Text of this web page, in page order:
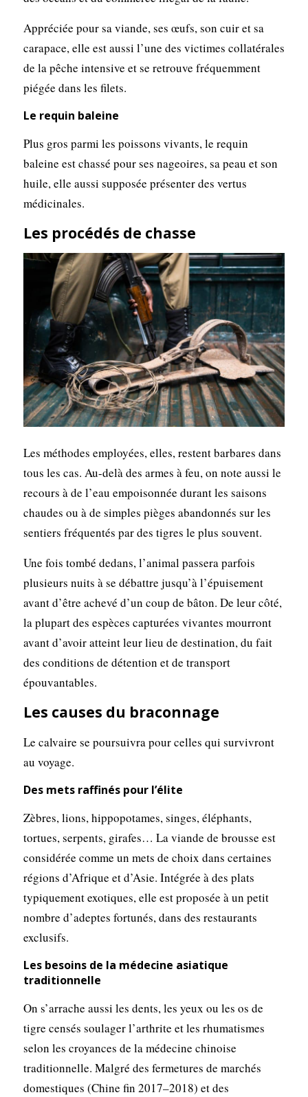
Appréciée pour sa viande, ses œufs, son cuir et sa
carapace, elle est aussi l’une des victimes collatérales
de la pêche intensive et se retrouve fréquemment
piégée dans les filets.
Le requin baleine
Plus gros parmi les poissons vivants, le requin
baleine est chassé pour ses nageoires, sa peau et son
huile, elle aussi supposée présenter des vertus
médicinales.
Les procédés de chasse
Les méthodes employées, elles, restent barbares dans
tous les cas. Au-delà des armes à feu, on note aussi le
recours à de l’eau empoisonnée durant les saisons
chaudes ou à de simples pièges abandonnés sur les
sentiers fréquentés par des tigres le plus souvent.
Une fois tombé dedans, l’animal passera parfois
plusieurs nuits à se débattre jusqu’à l’épuisement
avant d’être achevé d’un coup de bâton. De leur côté,
la plupart des espèces capturées vivantes mourront
avant d’avoir atteint leur lieu de destination, du fait
des conditions de détention et de transport
épouvantables.
Les causes du braconnage
Le calvaire se poursuivra pour celles qui survivront
au voyage.
Des mets raffinés pour l’élite
Zèbres, lions, hippopotames, singes, éléphants,
tortues, serpents, girafes… La viande de brousse est
considérée comme un mets de choix dans certaines
régions d’Afrique et d’Asie. Intégrée à des plats
typiquement exotiques, elle est proposée à un petit
nombre d’adeptes fortunés, dans des restaurants
exclusifs.
Les besoins de la médecine asiatique
traditionnelle
On s’arrache aussi les dents, les yeux ou les os de
tigre censés soulager l’arthrite et les rhumatismes
selon les croyances de la médecine chinoise
traditionnelle. Malgré des fermetures de marchés
domestiques (Chine fin 2017–2018) et des